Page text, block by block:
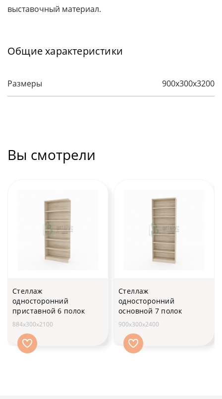
выставочный материал.
Общие характеристики
Размеры 900х300х3200
Вы смотрели
Стеллаж
односторонний
приставной 6 полок
884х300х2100
Стеллаж
односторонний
основной 7 полок
900х300х2400